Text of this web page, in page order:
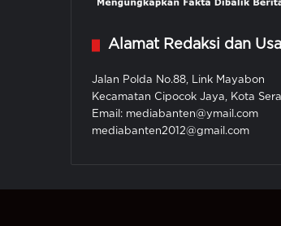
Alamat Redaksi dan
Jalan Polda No.88, Link Mayabon
Kecamatan Cipocok Jaya, Kota
Email: mediabanten@ymail.com
mediabanten2012@gmail.com